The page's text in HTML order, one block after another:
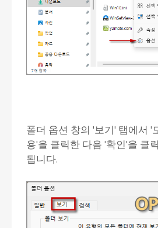
폴더 옵션 창의 '보기' 탭에서 '
용'을 클릭한 다음 '확인'을 클
됩니다.